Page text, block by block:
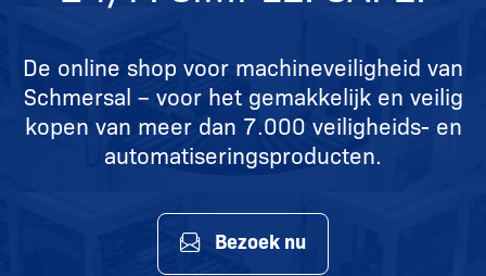
De online shop voor machineveiligheid van
Schmersal – voor het gemakkelijk en veilig
kopen van meer dan 7.000 veiligheids- en
automatiseringsproducten.
Bezoek nu